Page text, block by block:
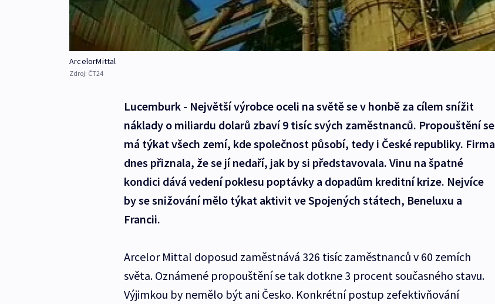
ArcelorMittal
Zdroj: ČT24
Lucemburk - Největší výrobce oceli na světě se v honbě za cílem snížit
náklady o miliardu dolarů zbaví 9 tisíc svých zaměstnanců. Propouštění se
má týkat všech zemí, kde společnost působí, tedy i České republiky. Firma
dnes přiznala, že se jí nedaří, jak by si představovala. Vinu na špatné
kondici dává vedení poklesu poptávky a dopadům kreditní krize. Nejvíce
by se snižování mělo týkat aktivit ve Spojených státech, Beneluxu a
Francii.
Arcelor Mittal doposud zaměstnává 326 tisíc zaměstnanců v 60 zemích
světa. Oznámené propouštění se tak dotkne 3 procent současného stavu.
Výjimkou by nemělo být ani Česko. Konkrétní postup zefektivňování